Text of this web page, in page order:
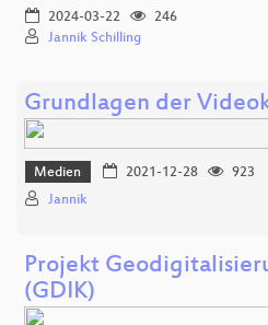
2024-03-22
246
Jannik Schilling
Grundlagen der
Medien 2021-12-28
923
Jannik
Projekt
(GDIK)